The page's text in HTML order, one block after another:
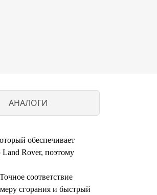
АНАЛОГИ
обеспечивает
Rover, поэтому
соответствие
сгорания и быстрый